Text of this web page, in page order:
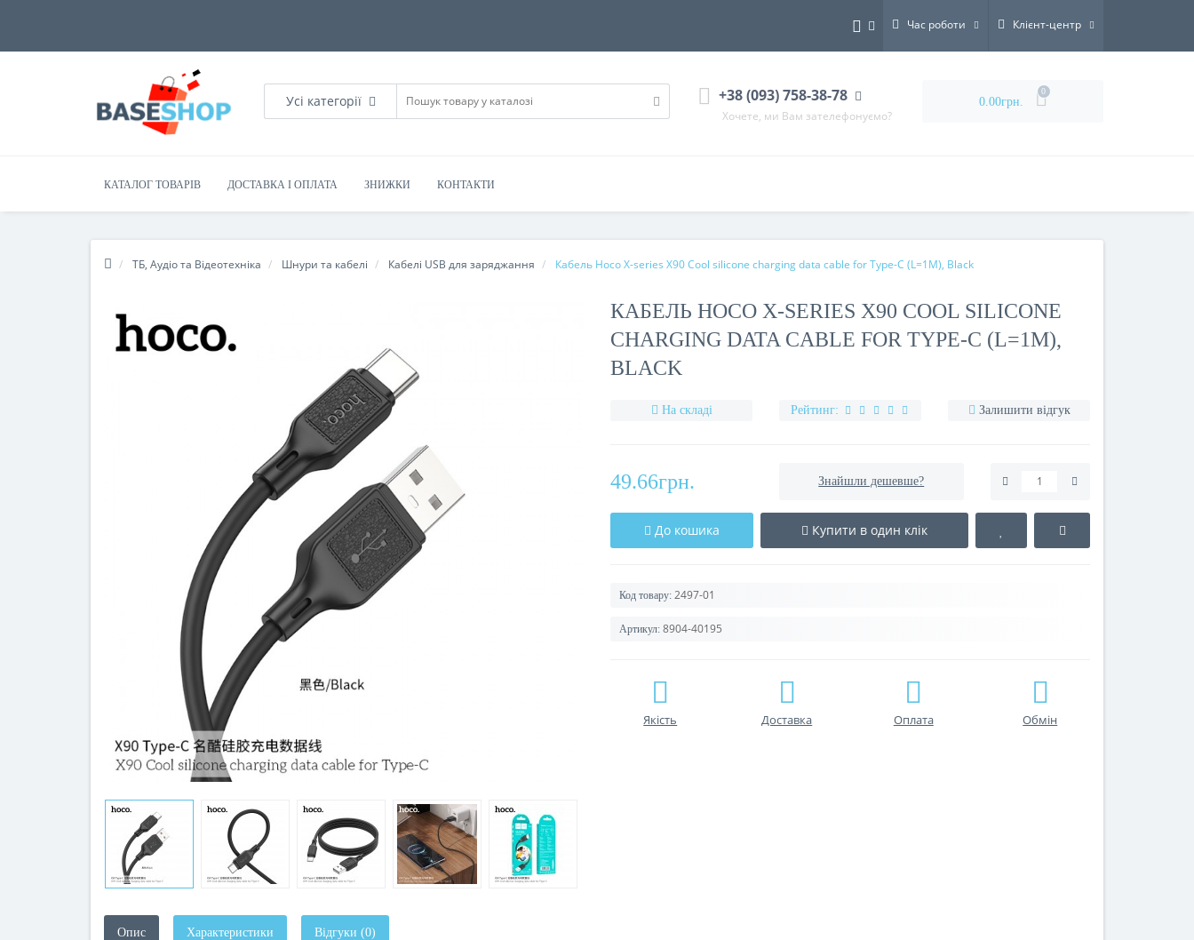
Час роботи Клієнт-центр
Усі категорії +38 (093) 758-38-78
Хочете, ми Вам зателефонуємо?
0.00грн.
0
КАТАЛОГ ТОВАРІВ ДОСТАВКА І ОПЛАТА ЗНИЖКИ КОНТАКТИ
ТБ, Аудіо та Відеотехніка Шнури та кабелі Кабелі USB для заряджання Кабель Hoco X-series X90 Cool silicone charging data cable for Type-C (L=1M), Black
КАБЕЛЬ HOCO X-SERIES X90 COOL SILICONE
CHARGING DATA CABLE FOR TYPE-C (L=1M),
BLACK
На складі Рейтинг: Залишити відгук
49.66грн. Знайшли дешевше?
До кошика Купити в один клік
Код товару: 2497-01
Артикул: 8904-40195
Якість Доставка Оплата Обмін
Опис Характеристики Відгуки (0)